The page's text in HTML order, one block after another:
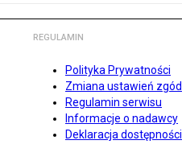
REGULAMIN
Polityka Prywatności
Zmiana ustawień zgód
Regulamin serwisu
Informacje o nadawcy
Deklaracja dostępności